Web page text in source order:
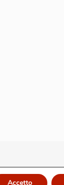
Accetto